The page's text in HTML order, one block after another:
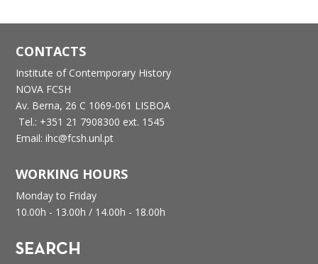
CONTACTS
Institute of Contemporary History
NOVA FCSH
Av. Berna, 26 C 1069-061 LISBOA
Tel.: +351 21 7908300 ext. 1545
Email: ihc@fcsh.unl.pt
WORKING HOURS
Monday to Friday
10.00h - 13.00h / 14.00h - 18.00h
SEARCH